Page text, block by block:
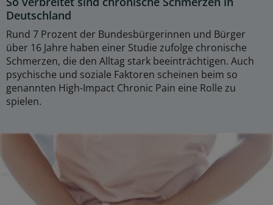
Deutschland
Rund 7 Prozent der Bundesbürgerinnen und Bürger
über 16 Jahre haben einer Studie zufolge chronische
Schmerzen, die den Alltag stark beeinträchtigen. Auch
psychische und soziale Faktoren scheinen beim so
genannten High-Impact Chronic Pain eine Rolle zu
spielen.